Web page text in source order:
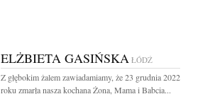
ELŻBIETA GASIŃSKA ŁÓDŹ
Z głębokim żalem zawiadamiamy, że 23 grudnia 2022
roku zmarła nasza kochana Żona, Mama i Babcia...